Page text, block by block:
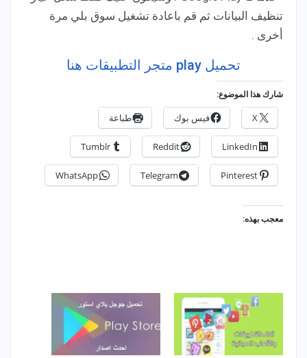
تنظيف البيانات ثم قم باعادة تشغيل سوق بلي مرة
أخرى .
تحميل play متجر التطبيقات هنا
شارك هذا الموضوع:
X فيس بوك طباعة
LinkedIn
Reddit
Tumblr
Pinterest
Telegram
WhatsApp
معجب بهذه: